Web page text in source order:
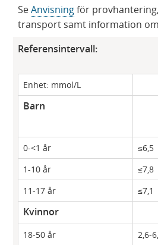
SeAnvisningför
transport samt information
Referensintervall:
Enhet: mmol/L
Barn
0-<1 år
≤6,5
1-10 år
≤7,8
11-17 år
≤7,1
​Kvinnor
18-50 år
2,6-